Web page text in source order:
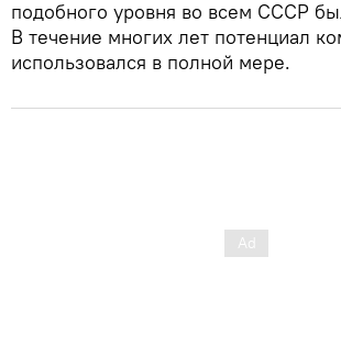
подобного уровня во всем СССР
В течение многих лет потенциал
использовался в полной мере.